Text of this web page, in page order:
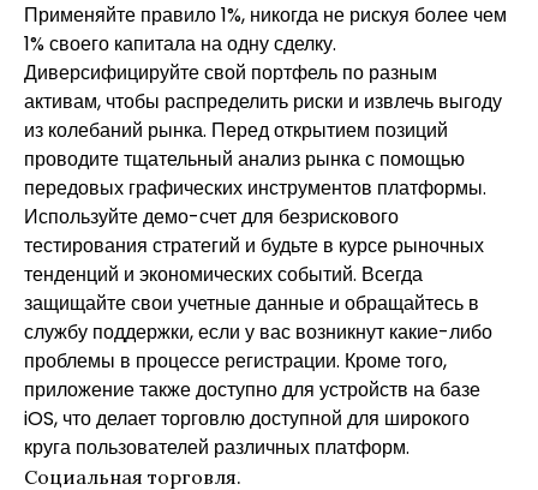
Применяйте правило 1%, никогда не рискуя более чем
1% своего капитала на одну сделку.
Диверсифицируйте свой портфель по разным
активам, чтобы распределить риски и извлечь выгоду
из колебаний рынка. Перед открытием позиций
проводите тщательный анализ рынка с помощью
передовых графических инструментов платформы.
Используйте демо-счет для безрискового
тестирования стратегий и будьте в курсе рыночных
тенденций и экономических событий. Всегда
защищайте свои учетные данные и обращайтесь в
службу поддержки, если у вас возникнут какие-либо
проблемы в процессе регистрации. Кроме того,
приложение также доступно для устройств на базе
iOS, что делает торговлю доступной для широкого
круга пользователей различных платформ.
Социальная торговля.